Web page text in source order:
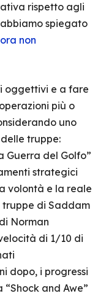
rispetto agli
spiegato
non
oggettivi e a fare
più o
uno
truppe:
Guerra del Golfo”
strategici
volontà e la reale
di Saddam
Norman
di 1/10 di
dopo, i progressi
and Awe”